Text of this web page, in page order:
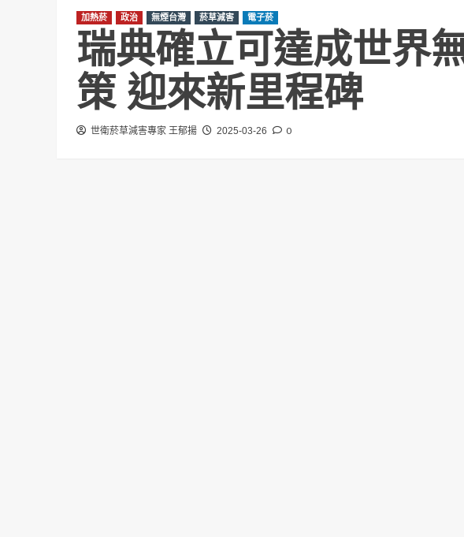
加熱菸 政治 無煙台灣 菸草減害 電子菸
瑞典確立可達成世界
策 迎來新里程碑
世衛菸草減害專家 王郁揚 2025-03-26 0